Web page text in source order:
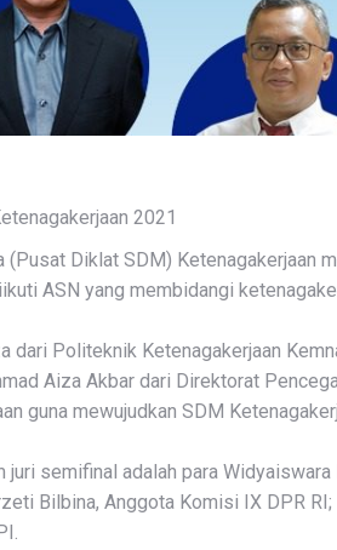
2021
Diklat SDM) Ketenagakerjaan
ASN yang membidangi
dari Politeknik Ketenagakerjaan
Aiza Akbar dari Direktorat
guna mewujudkan SDM
semifinal adalah para
Bilbina, Anggota Komisi IX DPR